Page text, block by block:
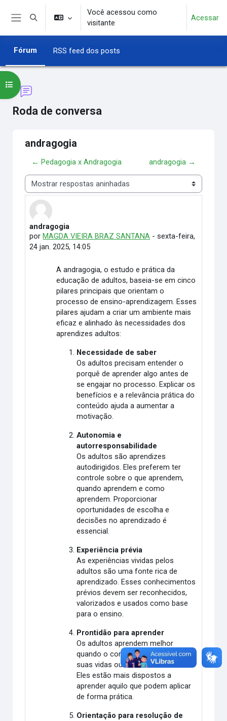
Ir para o conteúdo principal
Alternar entrada de pesquisa
Você acessou como
visitante
Acessar
Fórum RSS feed dos posts
Roda de conversa
Abrir índice do curso
andragogia
← Pedagogia x Andragogia andragogia →
Modo de visualização
andragogia
por MAGDA VIEIRA BRAZ SANTANA -sexta-feira,
24 jan. 2025, 14:05
Número de respostas: 0
A andragogia, o estudo e prática da
educação de adultos, baseia-se em cinco
pilares principais que orientam o
processo de ensino-aprendizagem. Esses
pilares ajudam a criar um ambiente mais
eficaz e alinhado às necessidades dos
aprendizes adultos:
Necessidade de saber
Os adultos precisam entender o
porquê de aprender algo antes de
se engajar no processo. Explicar os
benefícios e a relevância prática do
conteúdo ajuda a aumentar a
motivação.
Autonomia e
autorresponsabilidade
Os adultos são aprendizes
autodirigidos. Eles preferem ter
controle sobre o que aprendem,
quando aprendem e como
aprendem. Proporcionar
oportunidades de escolha e
decisões no aprendizado é
essencial.
Experiência prévia
As experiências vividas pelos
adultos são uma fonte rica de
aprendizado. Esses conhecimentos
prévios devem ser reconhecidos,
valorizados e usados como base
para o ensino.
Prontidão para aprender
Os adultos aprendem melhor
quando o conteúdo é relevante para
suas vidas ou trabalho imediato.
Eles estão mais dispostos a
aprender aquilo que podem aplicar
de forma prática.
Orientação para resolução de